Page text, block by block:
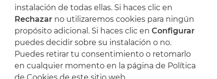
He leído y acepto lasCondiciones legales y
laPolítica de privacidad
TDKU3U
instalación de todas ellas. Si haces clic en
Rechazar no utilizaremos cookies para ningún
propósito adicional. Si haces clic en Configurar
puedes decidir sobre su instalación o no.
Puedes retirar tu consentimiento o retomarlo
en cualquier momento en la página de Política